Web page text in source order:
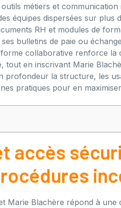
métiers et communication
équipes dispersées sur plus
RH et modules de
bulletins de paie ou
collaborative renforce la
tout en inscrivant Marie
profondeur la structure, les
pratiques pour en
accès
Marie Blachère répond à une